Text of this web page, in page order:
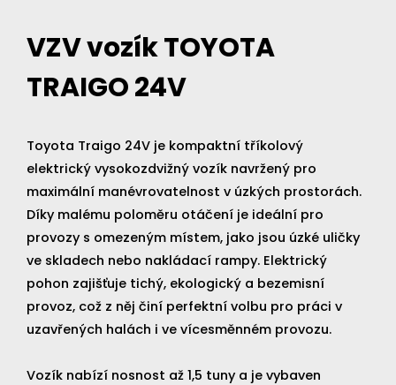
S-BAT ENERGY
23113
VZV vozík TOYOTA
TRAIGO 24V
Toyota Traigo 24V je kompaktní tříkolový
elektrický vysokozdvižný vozík navržený pro
maximální manévrovatelnost v úzkých prostorách.
Díky malému poloměru otáčení je ideální pro
provozy s omezeným místem, jako jsou úzké uličky
ve skladech nebo nakládací rampy. Elektrický
pohon zajišťuje tichý, ekologický a bezemisní
provoz, což z něj činí perfektní volbu pro práci v
uzavřených halách i ve vícesměnném provozu.
Vozík nabízí nosnost až 1,5 tuny a je vybaven